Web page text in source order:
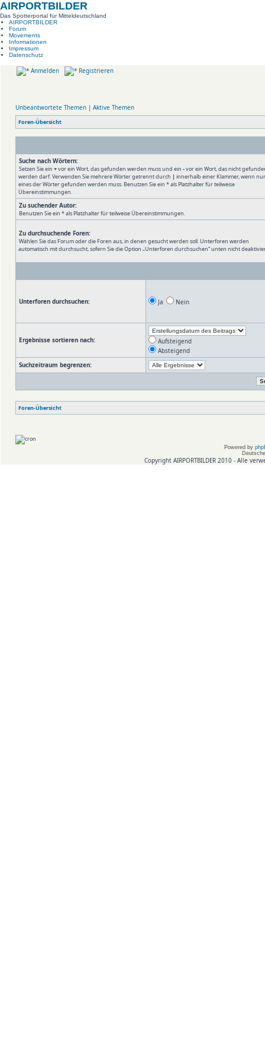
AIRPORTBILDER
Das Spotterportal für Mitteldeutschland
AIRPORTBILDER
Forum
Movements
Informationen
Impressum
Datenschutz
Anmelden Registrieren
Unbeantwortete Themen | Aktive Themen
Foren-Übersicht
Suche nach Wörtern:
Setzen Sie ein +vor ein Wort, das gefunden werden muss und ein -vor ein Wort, das nicht
werden darf. Verwenden Sie mehrere Wörter getrennt durch | innerhalb einer Klammer, wenn nur
eines der Wörter gefunden werden muss. Benutzen Sie ein * als Platzhalter für teilweise
Übereinstimmungen.
Zu suchender Autor:
Benutzen Sie ein * als Platzhalter für teilweise Übereinstimmungen.
Zu durchsuchende Foren:
Wählen Sie das Forum oder die Foren aus, in denen gesucht werden soll. Unterforen werden
automatisch mit durchsucht, sofern Sie die Option „Unterforen durchsuchen“ unten nicht
Unterforen durchsuchen: Ja Nein
Ergebnisse sortieren nach:
Aufsteigend
Absteigend
Suchzeitraum begrenzen:
Foren-Übersicht
Powered by
Copyright AIRPORTBILDER 2010 - Alle